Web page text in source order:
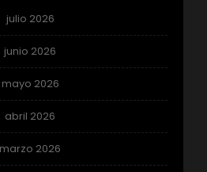
julio 2026
junio 2026
mayo 2026
abril 2026
marzo 2026